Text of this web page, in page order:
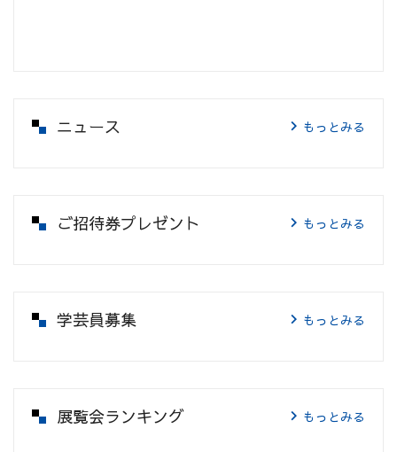
ニュース もっとみる
ご招待券プレゼント もっとみる
学芸員募集 もっとみる
展覧会ランキング もっとみる